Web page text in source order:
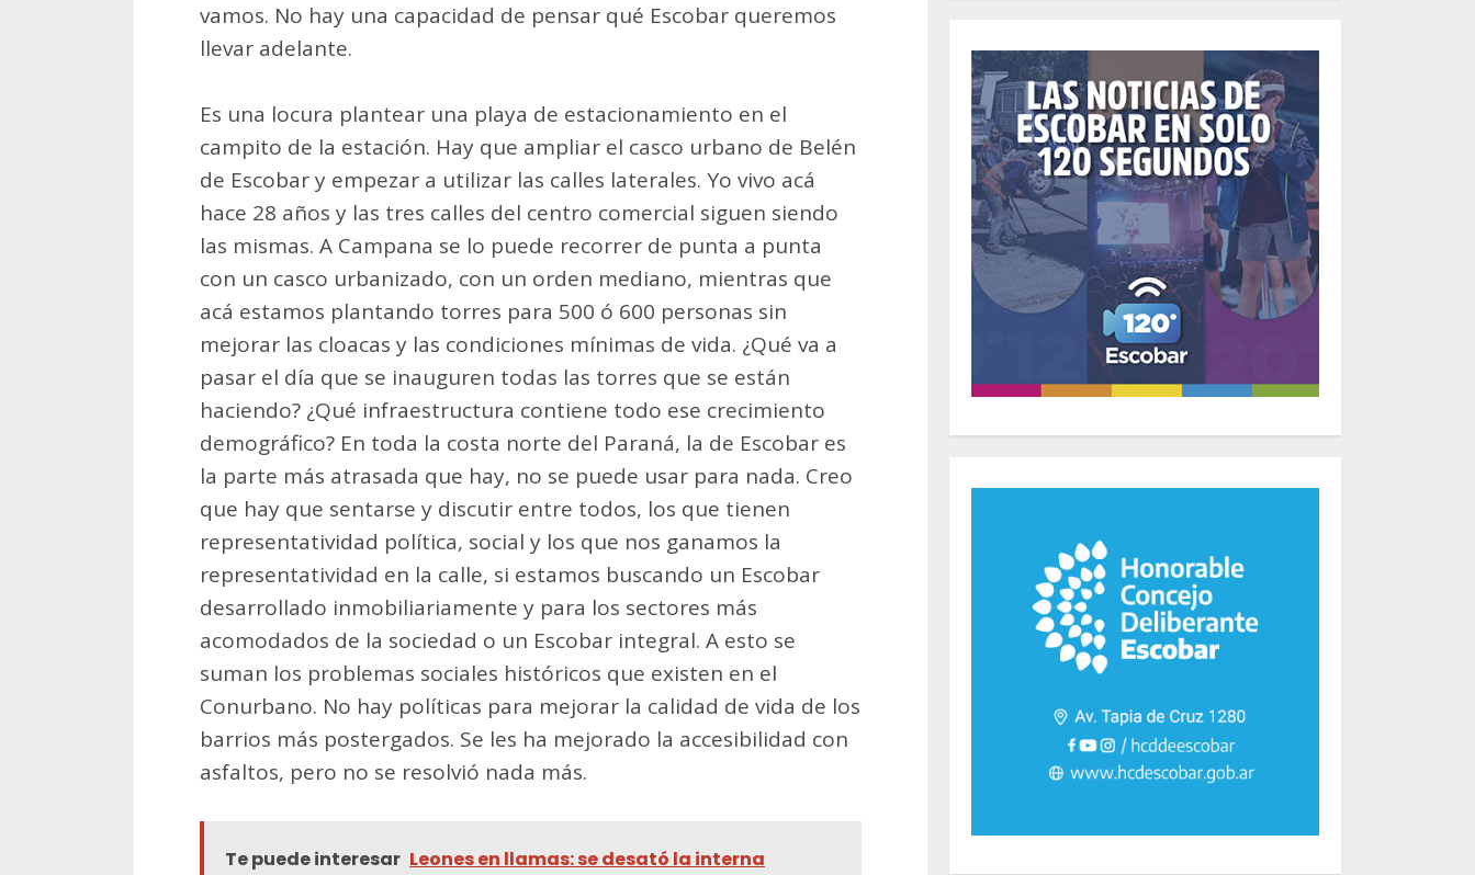
vamos. No hay una capacidad de pensar qué Escobar queremos
llevar adelante.
Es una locura plantear una playa de estacionamiento en el
campito de la estación. Hay que ampliar el casco urbano de Belén
de Escobar y empezar a utilizar las calles laterales. Yo vivo acá
hace 28 años y las tres calles del centro comercial siguen siendo
las mismas. A Campana se lo puede recorrer de punta a punta
con un casco urbanizado, con un orden mediano, mientras que
acá estamos plantando torres para 500 ó 600 personas sin
mejorar las cloacas y las condiciones mínimas de vida. ¿Qué va a
pasar el día que se inauguren todas las torres que se están
haciendo? ¿Qué infraestructura contiene todo ese crecimiento
demográfico? En toda la costa norte del Paraná, la de Escobar es
la parte más atrasada que hay, no se puede usar para nada. Creo
que hay que sentarse y discutir entre todos, los que tienen
representatividad política, social y los que nos ganamos la
representatividad en la calle, si estamos buscando un Escobar
desarrollado inmobiliariamente y para los sectores más
acomodados de la sociedad o un Escobar integral. A esto se
suman los problemas sociales históricos que existen en el
Conurbano. No hay políticas para mejorar la calidad de vida de los
barrios más postergados. Se les ha mejorado la accesibilidad con
asfaltos, pero no se resolvió nada más.
Te puede interesar Leones en llamas: se desató la interna